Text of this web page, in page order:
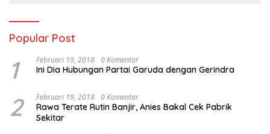
Popular Post
1 Februari 19, 2018 0 Komentar
Ini Dia Hubungan Partai Garuda dengan Gerindra
2 Februari 19, 2018 0 Komentar
Rawa Terate Rutin Banjir, Anies Bakal Cek Pabrik
Sekitar